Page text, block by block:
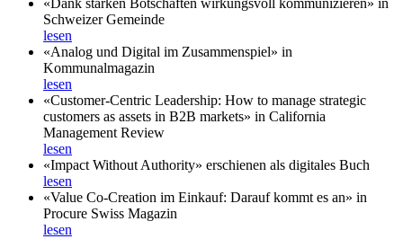
«Dank starken Botschaften wirkungsvoll kommunizieren» in
Schweizer Gemeinde
lesen
«Analog und Digital im Zusammenspiel» in
Kommunalmagazin
lesen
«Customer-Centric Leadership: How to manage strategic
customers as assets in B2B markets» in California
Management Review
lesen
«Impact Without Authority» erschienen als digitales Buch
lesen
«Value Co-Creation im Einkauf: Darauf kommt es an» in
Procure Swiss Magazin
lesen